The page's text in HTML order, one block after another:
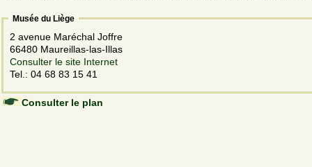
Musée du Liège
2 avenue Maréchal Joffre
66480 Maureillas-las-Illas
Consulter le site Internet
Tel.: 04 68 83 15 41
Consulter le plan